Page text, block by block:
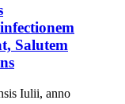
Salutem
Iulii, anno